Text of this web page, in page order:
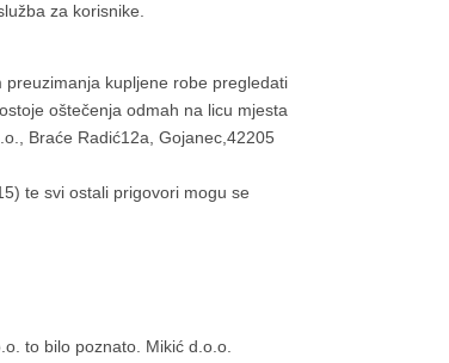
za korisnike.
kupljene robe pregledati
oštečenja odmah na licu mjesta
Braće Radić12a, Gojanec,42205
te svi ostali prigovori mogu se
to bilo poznato. Mikić d.o.o.